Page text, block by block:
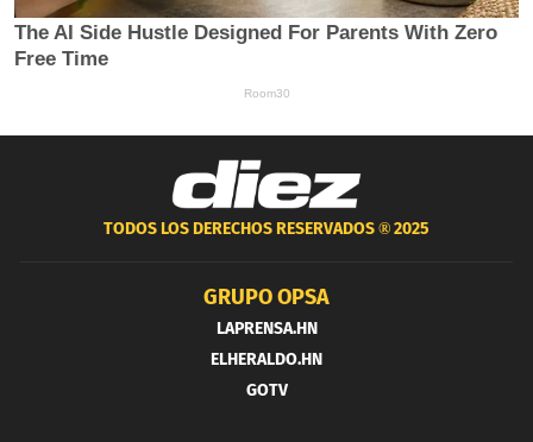
TODOS LOS DERECHOS RESERVADOS ®2025
GRUPO OPSA
LAPRENSA.HN
ELHERALDO.HN
GOTV